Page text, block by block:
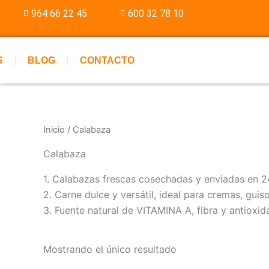
contenido
964 66 22 45 600 32 78 10
BLOG CONTACTO
Inicio / Calabaza
Calabaza
1. Calabazas frescas cosechadas y enviadas en
2. Carne dulce y versátil, ideal para cremas,
3. Fuente natural de VITAMINA A, fibra y
Mostrando el único resultado